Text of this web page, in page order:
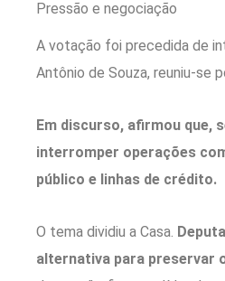
Pressão e negociação
A votação foi precedida de
Antônio de Souza, reuniu-se
Em discurso, afirmou que,
interromper operações
público e linhas de crédito.
O tema dividiu a Casa.
alternativa para preservar